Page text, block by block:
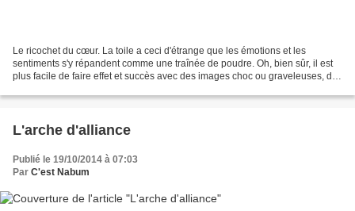
Le ricochet du cœur. La toile a ceci d'étrange que les émotions et les
sentiments s'y répandent comme une traînée de poudre. Oh, bien sûr, il est
plus facile de faire effet et succès avec des images choc ou graveleuses, des
L'arche d'alliance
Publié le 19/10/2014 à 07:03
Par C'est Nabum